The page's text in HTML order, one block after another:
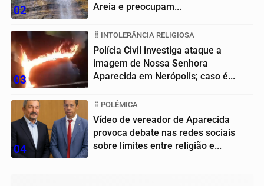
02
Areia e preocupam...
03
INTOLERÂNCIA RELIGIOSA
Polícia Civil investiga ataque a
imagem de Nossa Senhora
Aparecida em Nerópolis; caso é...
04
POLÊMICA
Vídeo de vereador de Aparecida
provoca debate nas redes sociais
sobre limites entre religião e...